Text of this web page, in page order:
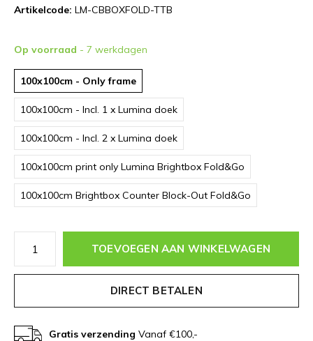
Artikelcode: LM-CBBOXFOLD-TTB
Op voorraad - 7 werkdagen
100x100cm - Only frame
100x100cm - Incl. 1 x Lumina doek
100x100cm - Incl. 2 x Lumina doek
100x100cm print only Lumina Brightbox Fold&Go
100x100cm Brightbox Counter Block-Out Fold&Go
TOEVOEGEN AAN WINKELWAGEN
DIRECT BETALEN
Gratis verzending Vanaf €100,-